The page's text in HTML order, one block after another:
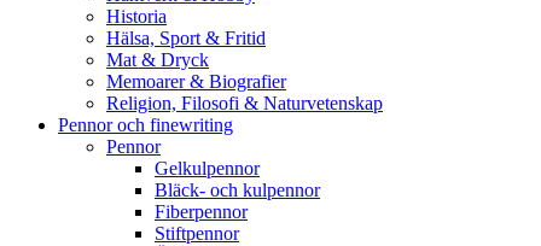
Historia
Hälsa, Sport & Fritid
Mat & Dryck
Memoarer & Biografier
Religion, Filosofi & Naturvetenskap
Pennor och finewriting
Pennor
Gelkulpennor
Bläck- och kulpennor
Fiberpennor
Stiftpennor